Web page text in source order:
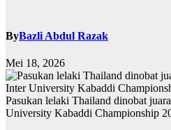
ByBazli Abdul Razak
Mei 18, 2026
Pasukan lelaki Thailand dinobat
University Kabaddi Championship